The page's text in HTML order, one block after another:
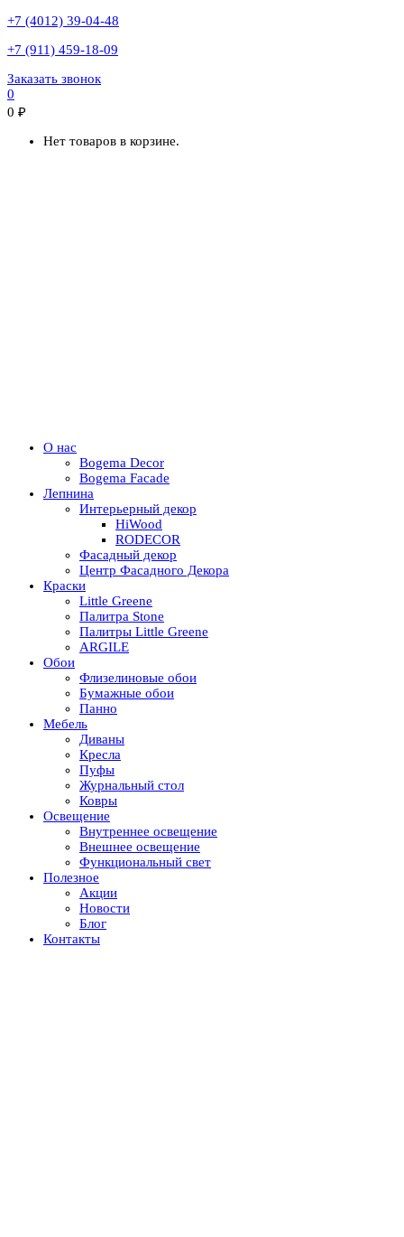
+7 (4012) 39-04-48
+7 (911) 459-18-09
Заказать звонок
0
0 ₽
Нет товаров в корзине.
О нас
Bogema Decor
Bogema Facade
Лепнина
Интерьерный декор
HiWood
RODECOR
Фасадный декор
Центр Фасадного Декора
Краски
Little Greene
Палитра Stone
Палитры Little Greene
ARGILE
Обои
Флизелиновые обои
Бумажные обои
Панно
Мебель
Диваны
Кресла
Пуфы
Журнальный стол
Ковры
Освещение
Внутреннее освещение
Внешнее освещение
Функциональный свет
Полезное
Акции
Новости
Блог
Контакты